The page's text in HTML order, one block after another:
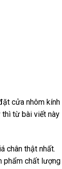
cửa nhôm kính
thì từ bài viết này
chân thật nhất.
phẩm chất lượng